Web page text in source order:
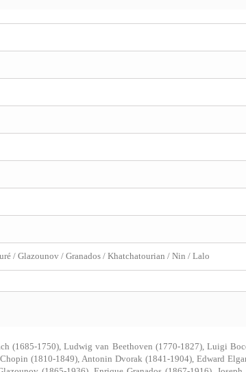
/ Glazounov / Granados / Khatchatourian / Nin / Lalo
(1685-1750), Ludwig van Beethoven (1770-1827), Luigi
(1810-1849), Antonin Dvorak (1841-1904), Edward